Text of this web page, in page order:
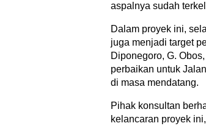
aspalnya sudah
Dalam proyek ini,
juga menjadi target
Diponegoro, G.
perbaikan untuk
di masa mendatang.
Pihak konsultan
kelancaran proyek